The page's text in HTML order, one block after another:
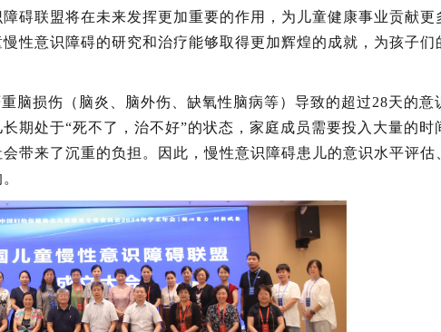
碍联盟将在未来发挥更加重要的作用，为儿童健康事业贡献更
性意识障碍的研究和治疗能够取得更加辉煌的成就，为孩子们
脑损伤（脑炎、脑外伤、缺氧性脑病等）导致的超过28天的意
期处于“死不了，治不好”的状态，家庭成员需要投入大量的时
带来了沉重的负担。因此，慢性意识障碍患儿的意识水平评估